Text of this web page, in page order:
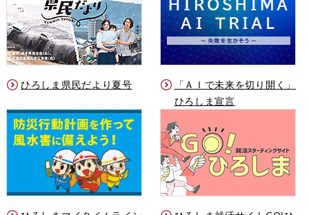
ひろしま県民だより夏号
「ＡＩで未来を切り開く」
ひろしま宣言